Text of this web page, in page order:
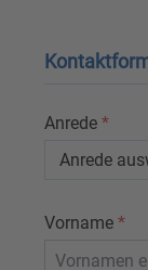
Anrede *
Vorname *